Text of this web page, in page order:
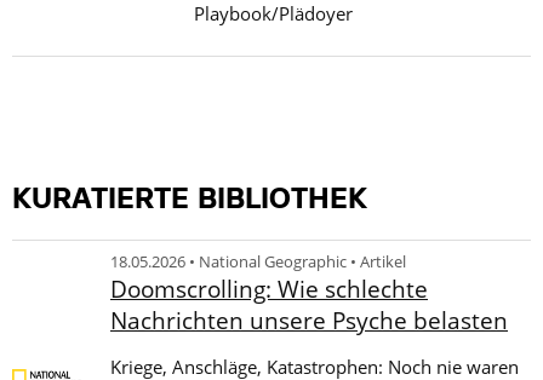
Playbook/Plädoyer
KURATIERTE BIBLIOTHEK
18.05.2026 • National Geographic • Artikel
Doomscrolling: Wie schlechte
Nachrichten unsere Psyche belasten
Kriege, Anschläge, Katastrophen: Noch nie waren